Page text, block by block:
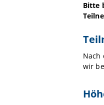
Bitte
Nach
wir